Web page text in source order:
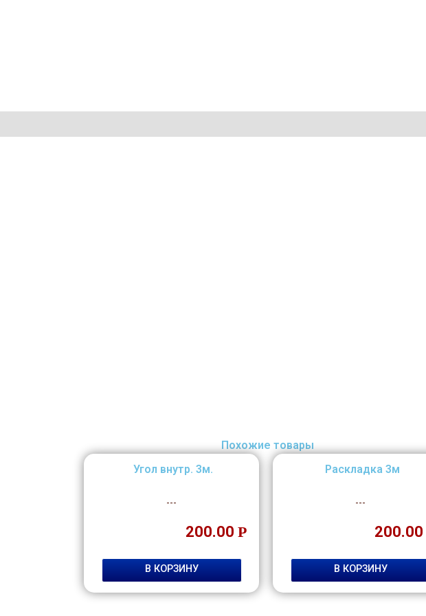
Похожие товары
Угол внутр. 3м.
---
200.00 Р
В КОРЗИНУ
Раскладка 3м
---
200.00
В КОРЗИНУ